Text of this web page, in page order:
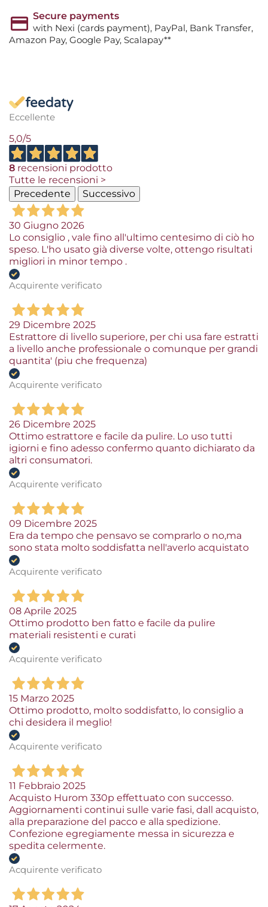
Secure payments
with Nexi (cards payment), PayPal, Bank Transfer,
Amazon Pay, Google Pay, Scalapay**
Eccellente
5,0/5
8 recensioni prodotto
Tutte le recensioni >
Precedente
Successivo
30 Giugno 2026
Lo consiglio , vale fino all'ultimo centesimo di ciò ho
speso. L'ho usato già diverse volte, ottengo risultati
migliori in minor tempo .
Acquirente verificato
29 Dicembre 2025
Estrattore di livello superiore, per chi usa fare estratti
a livello anche professionale o comunque per grandi
quantita' (piu che frequenza)
Acquirente verificato
26 Dicembre 2025
Ottimo estrattore e facile da pulire. Lo uso tutti
igiorni e fino adesso confermo quanto dichiarato da
altri consumatori.
Acquirente verificato
09 Dicembre 2025
Era da tempo che pensavo se comprarlo o no,ma
sono stata molto soddisfatta nell'averlo acquistato
Acquirente verificato
08 Aprile 2025
Ottimo prodotto ben fatto e facile da pulire
materiali resistenti e curati
Acquirente verificato
15 Marzo 2025
Ottimo prodotto, molto soddisfatto, lo consiglio a
chi desidera il meglio!
Acquirente verificato
11 Febbraio 2025
Acquisto Hurom 330p effettuato con successo.
Aggiornamenti continui sulle varie fasi, dall acquisto,
alla preparazione del pacco e alla spedizione.
Confezione egregiamente messa in sicurezza e
spedita celermente.
Acquirente verificato